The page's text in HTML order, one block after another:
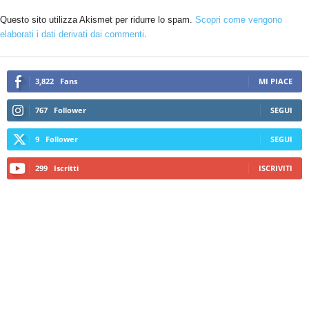
Questo sito utilizza Akismet per ridurre lo spam. Scopri come vengono
elaborati i dati derivati dai commenti.
3,822 Fans MI PIACE
767 Follower SEGUI
9 Follower SEGUI
299 Iscritti ISCRIVITI